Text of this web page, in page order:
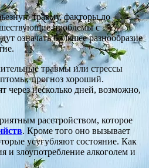
травму, факторы до
проблемы с
означать большее разнообразие
травмы или стрессы
прогноз хороший.
несколько дней, возможно,
расстройством, которое
. Кроме того оно вызывает
усугубляют состояние. Как
и злоупотребление алкоголем и